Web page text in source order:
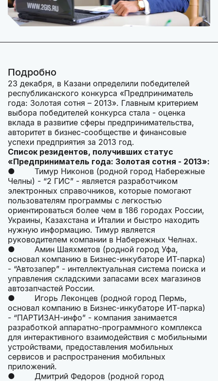
Подробно
23 декабря, в Казани определили победителей
республиканского конкурса «Предприниматель
года: Золотая сотня – 2013». Главным критерием
выбора победителей конкурса стала - оценка
вклада в развитие сферы предпринимательства,
авторитет в бизнес-сообществе и финансовые
успехи предприятия за 2013 год.
Список резидентов, получивших статус
«Предприниматель года: Золотая сотня - 2013»:
● Тимур Никонов (родной город Набережные
Челны) - “2 ГИС” - является разработчиком
электронных справочников, которые помогают
пользователям программы с легкостью
ориентироваться более чем в 186 городах России,
Украины, Казахстана и Италии и быстро находить
нужную информацию. Тимур является
руководителем компании в Набережных Челнах.
● Амин Шаяхметов (родной город Уфа,
основал компанию в Бизнес-инкубаторе ИТ-парка)
- “Автозапер” - интеллектуальная система поиска и
управления складскими запасами всех магазинов
автозапчастей России.
● Игорь Леконцев (родной город Пермь,
основал компанию в Бизнес-инкубаторе ИТ-парка)
- “ПАРТИЗАН-инфо” - компания занимается
разработкой аппаратно-программного комплекса
для интерактивного взаимодействия с мобильными
устройствами, предоставления мобильных
сервисов и распространения мобильных
приложений.
● Дмитрий Федоров (родной город